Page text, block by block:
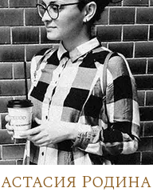
Родина